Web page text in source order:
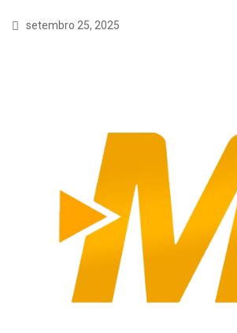
setembro 25, 2025